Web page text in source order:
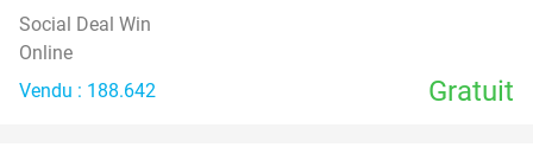
Social Deal Win
Online
Vendu : 188.642
Gratuit